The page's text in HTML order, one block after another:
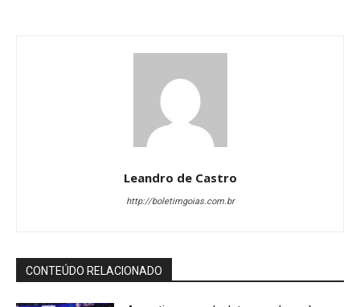
Leandro de Castro
http://boletimgoias.com.br
CONTEÚDO RELACIONADO